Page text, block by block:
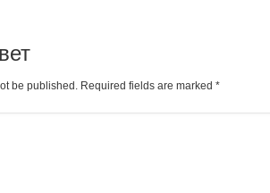
be published. Required fields are marked *